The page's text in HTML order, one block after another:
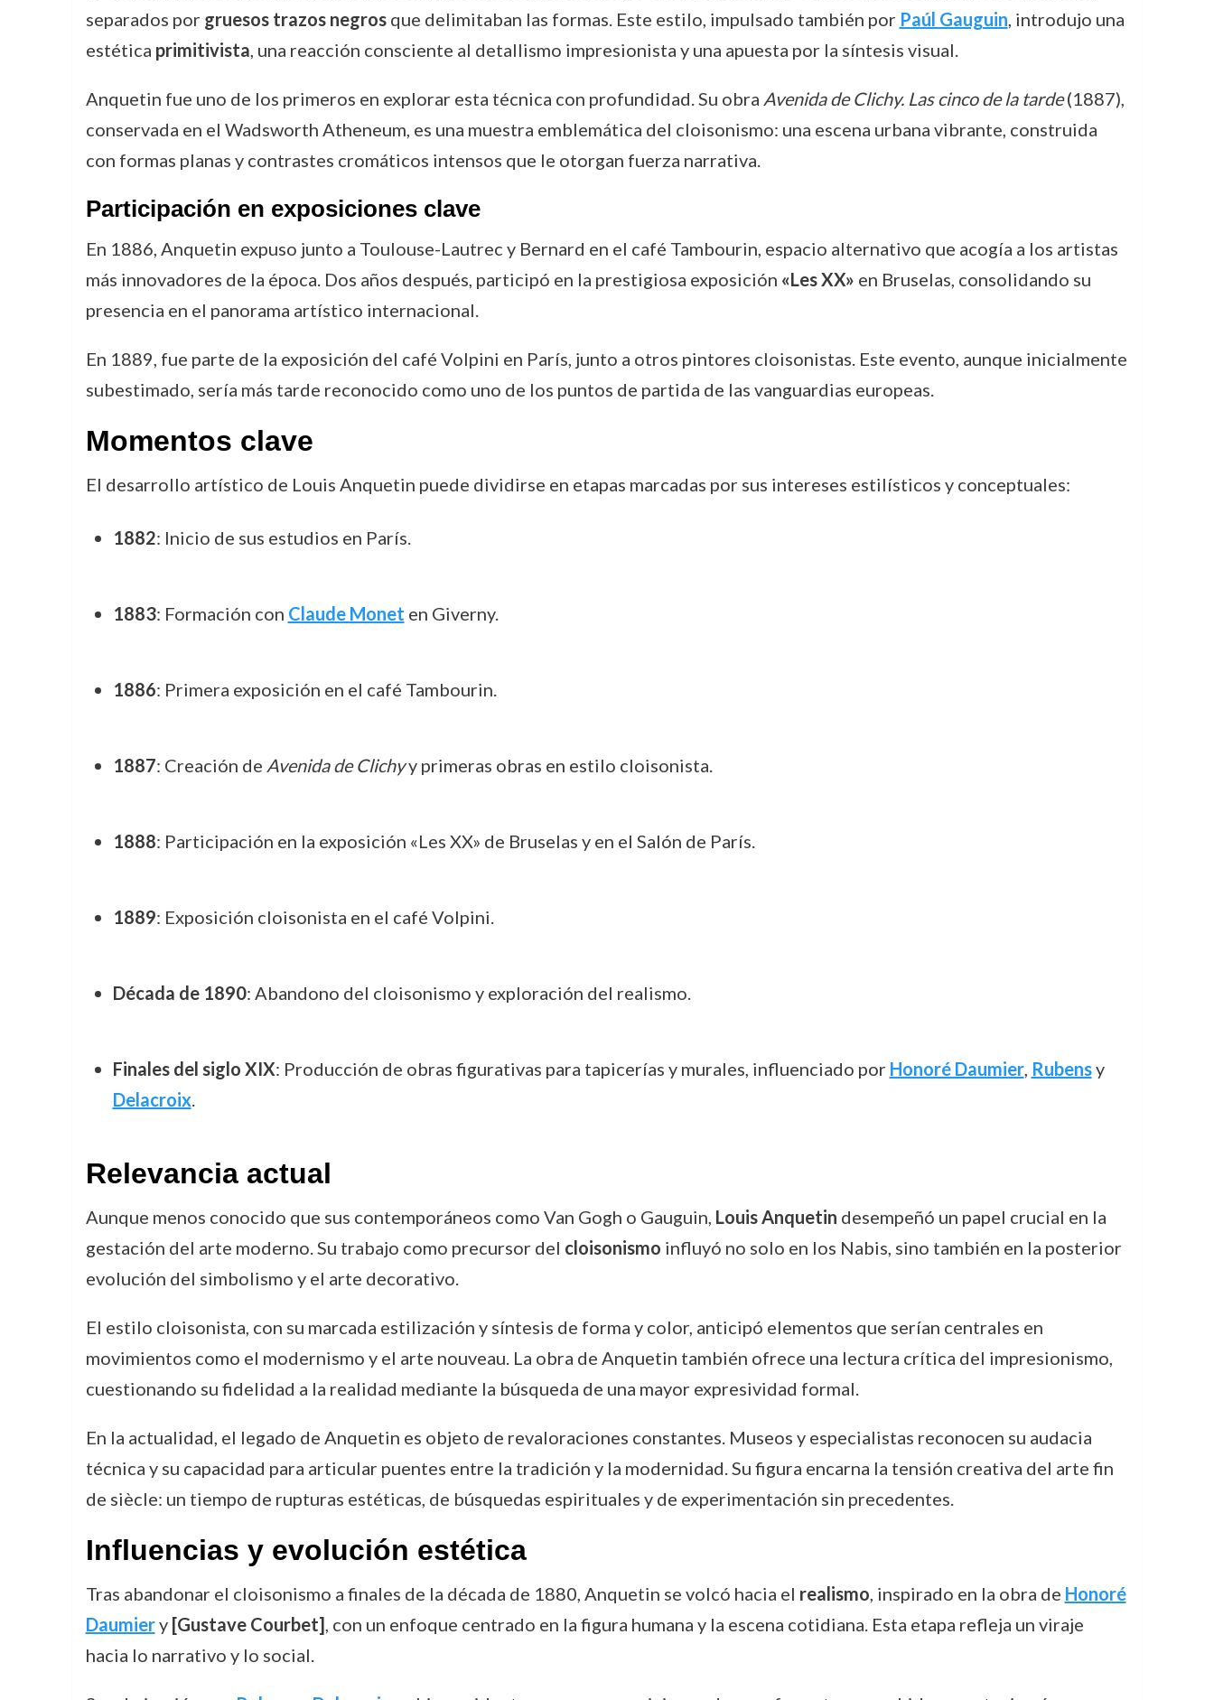
separados por gruesos trazos negrosque delimitaban las formas. Este estilo, impulsado también por Paúl Gauguin, introdujo una
estética primitivista, una reacción consciente al detallismo impresionista y una apuesta por la síntesis visual.
Anquetin fue uno de los primeros en explorar esta técnica con profundidad. Su obra Avenida de Clichy. Las cinco de la tarde(1887),
conservada en el Wadsworth Atheneum, es una muestra emblemática del cloisonismo: una escena urbana vibrante, construida
con formas planas y contrastes cromáticos intensos que le otorgan fuerza narrativa.
Participación en exposiciones clave
En 1886, Anquetin expuso junto a Toulouse-Lautrec y Bernard en el café Tambourin, espacio alternativo que acogía a los artistas
más innovadores de la época. Dos años después, participó en la prestigiosa exposición «Les XX» en Bruselas, consolidando su
presencia en el panorama artístico internacional.
En 1889, fue parte de la exposición del café Volpini en París, junto a otros pintores cloisonistas. Este evento, aunque inicialmente
subestimado, sería más tarde reconocido como uno de los puntos de partida de las vanguardias europeas.
Momentos clave
El desarrollo artístico de Louis Anquetin puede dividirse en etapas marcadas por sus intereses estilísticos y conceptuales:
1882: Inicio de sus estudios en París.
1883: Formación con Claude Monet en Giverny.
1886: Primera exposición en el café Tambourin.
1887: Creación de Avenida de Clichyy primeras obras en estilo cloisonista.
1888: Participación en la exposición «Les XX» de Bruselas y en el Salón de París.
1889: Exposición cloisonista en el café Volpini.
Década de 1890: Abandono del cloisonismo y exploración del realismo.
Finales del siglo XIX: Producción de obras figurativas para tapicerías y murales, influenciado por Honoré Daumier, Rubensy
Delacroix.
Relevancia actual
Aunque menos conocido que sus contemporáneos como Van Gogh o Gauguin, Louis Anquetin desempeñó un papel crucial en la
gestación del arte moderno. Su trabajo como precursor del cloisonismo influyó no solo en los Nabis, sino también en la posterior
evolución del simbolismo y el arte decorativo.
El estilo cloisonista, con su marcada estilización y síntesis de forma y color, anticipó elementos que serían centrales en
movimientos como el modernismo y el arte nouveau. La obra de Anquetin también ofrece una lectura crítica del impresionismo,
cuestionando su fidelidad a la realidad mediante la búsqueda de una mayor expresividad formal.
En la actualidad, el legado de Anquetin es objeto de revaloraciones constantes. Museos y especialistas reconocen su audacia
técnica y su capacidad para articular puentes entre la tradición y la modernidad. Su figura encarna la tensión creativa del arte fin
de siècle: un tiempo de rupturas estéticas, de búsquedas espirituales y de experimentación sin precedentes.
Influencias y evolución estética
Tras abandonar el cloisonismo a finales de la década de 1880, Anquetin se volcó hacia el realismo, inspirado en la obra de Honoré
Daumiery [Gustave Courbet], con un enfoque centrado en la figura humana y la escena cotidiana. Esta etapa refleja un viraje
hacia lo narrativo y lo social.